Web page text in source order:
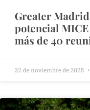
Greater
potencial
más de 40
22 de noviembre de 2025